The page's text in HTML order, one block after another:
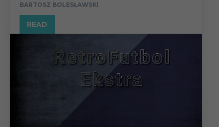
BARTOSZ BOLESŁAWSKI
READ